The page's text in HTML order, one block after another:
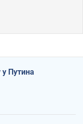
Путина